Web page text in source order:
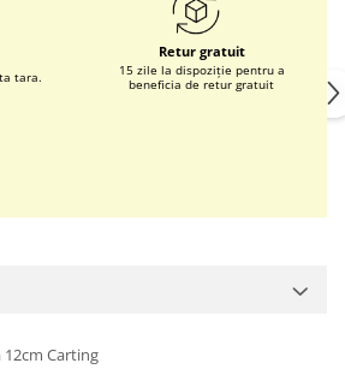
tara.
Retur gratuit
15 zile la dispoziție pentru a
beneficia de retur gratuit
12cm Carting